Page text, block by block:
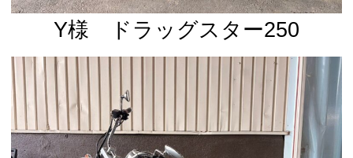
Y様 ドラッグスター250